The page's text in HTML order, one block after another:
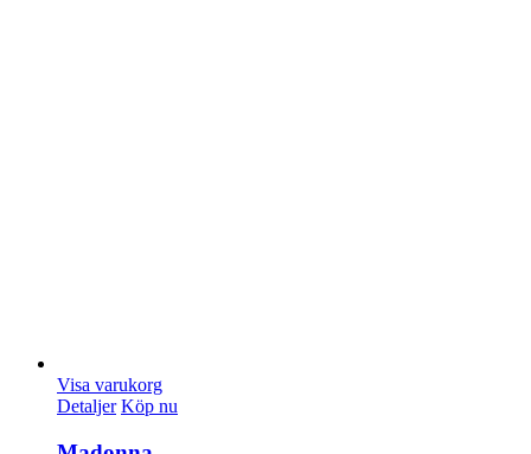
Visa varukorg
Detaljer Köp nu